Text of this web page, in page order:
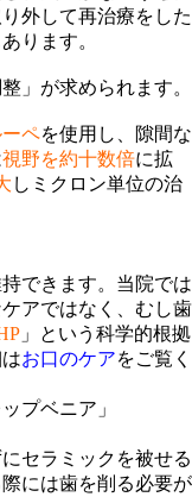
外して再治療をした
ります。
」が求められます。
ペを使用し、隙間な
視野を約十数倍に拡
しミクロン単位の治
できます。当院では
アではなく、むし歯
」という科学的根拠
お口のケアをご覧く
プベニア」
セラミックを被せる
には歯を削る必要が